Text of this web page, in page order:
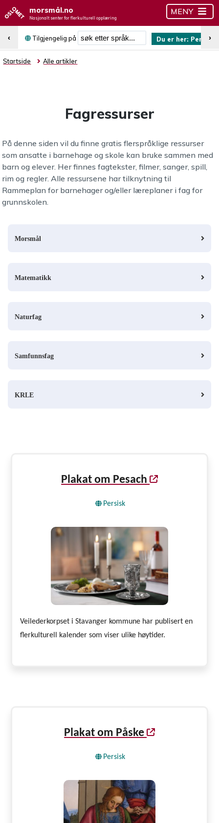
morsmål.no
Nasjonalt senter for flerkulturell opplæring
MENY
Tilgjengelig på
Søk etter språk
Du er her: Persisk
‹ ›
Startside Alle artikler
Fagressurser
På denne siden vil du finne gratis flerspråklige ressurser
som ansatte i barnehage og skole kan bruke sammen med
barn og elever. Her finnes fagtekster, filmer, sanger, spill,
rim og regler. Alle ressursene har tilknytning til
Rammeplan for barnehager og/eller læreplaner i fag for
grunnskolen.
Morsmål
Matematikk
Naturfag
Samfunnsfag
KRLE
Plakat om Pesach
Persisk
Veilederkorpset i Stavanger kommune har publisert en
flerkulturell kalender som viser ulike høytider.
Plakat om Påske
Persisk